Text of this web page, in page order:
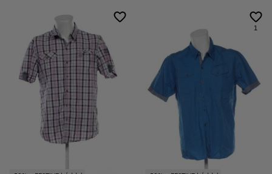
1